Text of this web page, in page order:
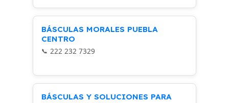
BÁSCULAS MORALES PUEBLA
CENTRO
222 232 7329
BÁSCULAS Y SOLUCIONES PARA